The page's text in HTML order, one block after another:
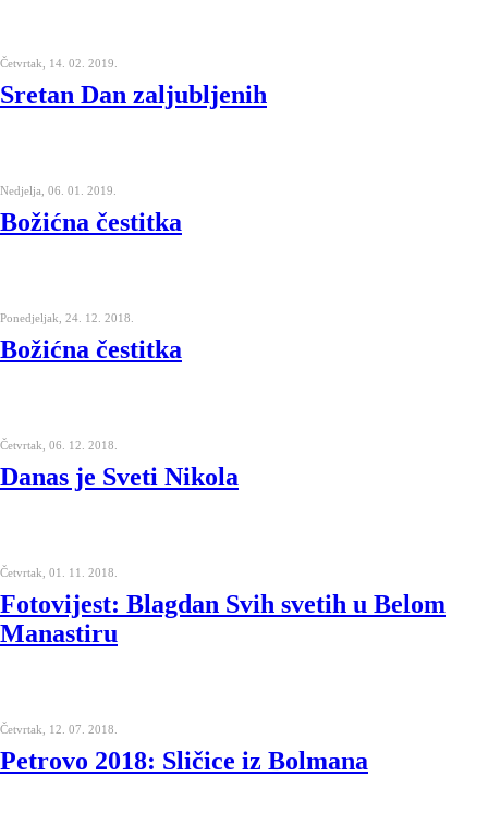
Četvrtak, 14. 02. 2019.
Sretan Dan zaljubljenih
Nedjelja, 06. 01. 2019.
Božićna čestitka
Ponedjeljak, 24. 12. 2018.
Božićna čestitka
Četvrtak, 06. 12. 2018.
Danas je Sveti Nikola
Četvrtak, 01. 11. 2018.
Fotovijest: Blagdan Svih svetih u Belom
Manastiru
Četvrtak, 12. 07. 2018.
Petrovo 2018: Sličice iz Bolmana